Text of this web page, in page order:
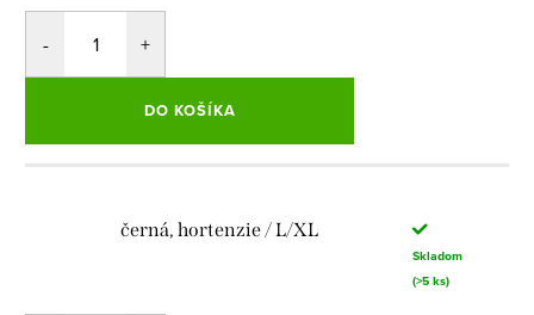
DO KOŠÍKA
černá, hortenzie / L/XL
Skladom
(>5 ks)